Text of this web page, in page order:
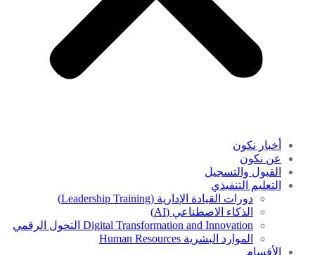
أخبار نكون
عن نكون
القبول والتسجيل
التعليم التنفيذي
دورات القيادة الإدارية (Leadership Training)
الذكاء الاصطناعي (AI)
Digital Transformation and Innovation التحول الرقمي
الموارد البشرية Human Resources
الأقسام